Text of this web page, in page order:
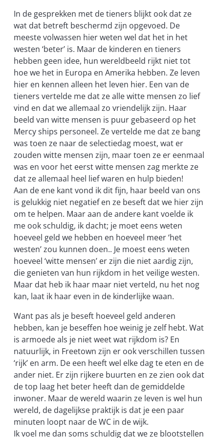
In de gesprekken met de tieners blijkt ook dat ze
wat dat betreft beschermd zijn opgevoed. De
meeste volwassen hier weten wel dat het in het
westen ‘beter’ is. Maar de kinderen en tieners
hebben geen idee, hun wereldbeeld rijkt niet tot
hoe we het in Europa en Amerika hebben. Ze leven
hier en kennen alleen het leven hier. Een van de
tieners vertelde me dat ze alle witte mensen zo lief
vind en dat we allemaal zo vriendelijk zijn. Haar
beeld van witte mensen is puur gebaseerd op het
Mercy ships personeel. Ze vertelde me dat ze bang
was toen ze naar de selectiedag moest, wat er
zouden witte mensen zijn, maar toen ze er eenmaal
was en voor het eerst witte mensen zag merkte ze
dat ze allemaal heel lief waren en hulp bieden!
Aan de ene kant vond ik dit fijn, haar beeld van ons
is gelukkig niet negatief en ze beseft dat we hier zijn
om te helpen. Maar aan de andere kant voelde ik
me ook schuldig, ik dacht; je moet eens weten
hoeveel geld we hebben en hoeveel meer ‘het
westen’ zou kunnen doen.. Je moest eens weten
hoeveel ‘witte mensen’ er zijn die niet aardig zijn,
die genieten van hun rijkdom in het veilige westen.
Maar dat heb ik haar maar niet verteld, nu het nog
kan, laat ik haar even in de kinderlijke waan.
Want pas als je beseft hoeveel geld anderen
hebben, kan je beseffen hoe weinig je zelf hebt. Wat
is armoede als je niet weet wat rijkdom is? En
natuurlijk, in Freetown zijn er ook verschillen tussen
‘rijk’ en arm. De een heeft wel elke dag te eten en de
ander niet. Er zijn rijkere buurten en ze zien ook dat
de top laag het beter heeft dan de gemiddelde
inwoner. Maar de wereld waarin ze leven is wel hun
wereld, de dagelijkse praktijk is dat je een paar
minuten loopt naar de WC in de wijk.
Ik voel me dan soms schuldig dat we ze blootstellen